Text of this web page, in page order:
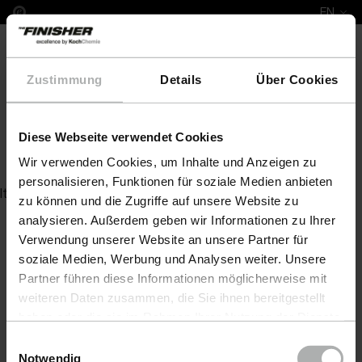
Zustimmung Details Über Cookies
Diese Webseite verwendet Cookies
Wir verwenden Cookies, um Inhalte und Anzeigen zu
personalisieren, Funktionen für soziale Medien anbieten
zu können und die Zugriffe auf unsere Website zu
analysieren. Außerdem geben wir Informationen zu Ihrer
Verwendung unserer Website an unsere Partner für
soziale Medien, Werbung und Analysen weiter. Unsere
Partner führen diese Informationen möglicherweise mit
weiteren Daten zusammen, die Sie ihnen bereitgestellt
Einstellungen zu den Cookies finden Sie unter
Notwendig
EN
Leather Colour DFM Sp. z o.o.
Item not found